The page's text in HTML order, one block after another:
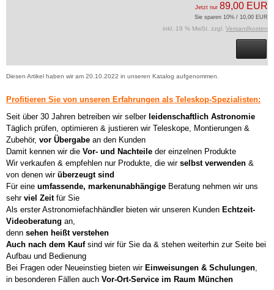
Jetzt nur 89,00 EUR
Sie sparen 10% / 10,00 EUR
inkl. 19 % MwSt. zzgl. Versandkosten
Diesen Artikel haben wir am 20.10.2022 in unseren Katalog aufgenommen.
Profitieren Sie von unseren Erfahrungen als Teleskop-Spezialisten:
Seit über 30 Jahren betreiben wir selber leidenschaftlich Astronomie
Täglich prüfen, optimieren & justieren wir Teleskope, Montierungen &
Zubehör, vor Übergabe an den Kunden
Damit kennen wir die Vor- und Nachteile der einzelnen Produkte
Wir verkaufen & empfehlen nur Produkte, die wir selbst verwenden &
von denen wir überzeugt sind
Für eine umfassende, markenunabhängige Beratung nehmen wir uns
sehr viel Zeitfür Sie
Als erster Astronomiefachhändler bieten wir unseren Kunden Echtzeit-
Videoberatung an,
denn sehen heißt verstehen
Auch nach dem Kaufsind wir für Sie da & stehen weiterhin zur Seite bei
Aufbau und Bedienung
Bei Fragen oder Neueinstieg bieten wir Einweisungen & Schulungen,
in besonderen Fällen auch Vor-Ort-Service im Raum München